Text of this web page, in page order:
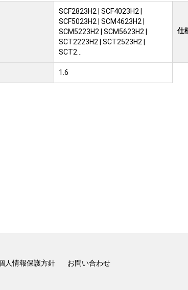
SCF2823H2 | SCF4023H2 |
SCF5023H2 | SCM4623H2 |
SCM5223H2 | SCM5623H2 |
SCT2223H2 | SCT2523H2 |
SCT2…
仕
1.6
人情報保護方針 お問い合わせ